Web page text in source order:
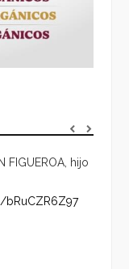
FIGUEROA, hijo
bRuCZR6Z97